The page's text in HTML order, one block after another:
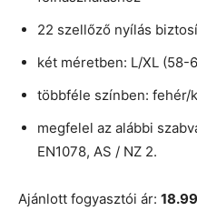
22 szellőző nyílás
két méretben: L/XL (58-
többféle színben: fehér/
megfelel az alábbi
EN1078, AS / NZ 2.
Ajánlott fogyasztói ár: